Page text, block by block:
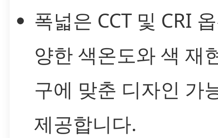
폭넓은 CCT 및 CRI
양한 색온도와 색 재
구에 맞춘 디자인 가
제공합니다.